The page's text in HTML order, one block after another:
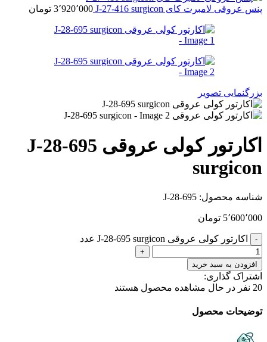
پنس عروقی لامبرت کای J-27-416 surgicon 3٬920٬000 تومان
بزرگنمایی تصویر
اکارتور کولی عروقی J-28-695
surgicon
شناسه محصول: J-28-695
5٬600٬000 تومان
اکارتور کولی عروقی J-28-695 surgicon عدد
افزودن به سبد خرید
اشتراک گذاری:
20 نفر در حال مشاهده محصول هستند
توضیحات محصول